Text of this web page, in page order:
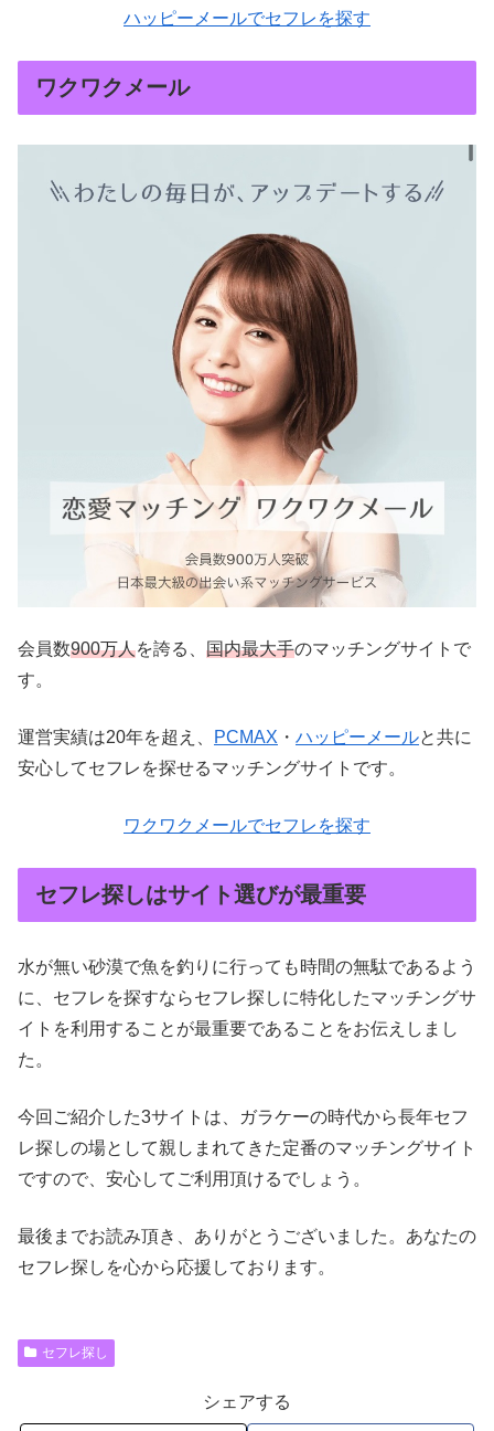
ハッピーメールでセフレを探す
ワクワクメール
会員数900万人を誇る、 国内最大手のマッチングサイトで
す。
運営実績は20年を超え、 PCMAX ・ ハッピーメールと共に
安心してセフレを探せるマッチングサイトです。
ワクワクメールでセフレを探す
セフレ探しはサイト選びが最重要
水が無い砂漠で魚を釣りに行っても時間の無駄であるよう
に、セフレを探すならセフレ探しに特化したマッチングサ
イトを利用することが最重要であることをお伝えしまし
た。
今回ご紹介した3サイトは、ガラケーの時代から長年セフ
レ探しの場として親しまれてきた定番のマッチングサイト
ですので、安心してご利用頂けるでしょう。
最後までお読み頂き、ありがとうございました。あなたの
セフレ探しを心から応援しております。
セフレ探し
シェアする